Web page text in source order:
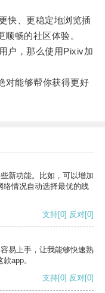
、更稳定地浏览插
畅的社区体验。
，那么使用Pixiv加
能够帮你获得更好
新功能。比如，可以增加
络情况自动选择最优的线
支持[0] 反对[0]
易上手，让我能够快速熟
app。
支持[0] 反对[0]